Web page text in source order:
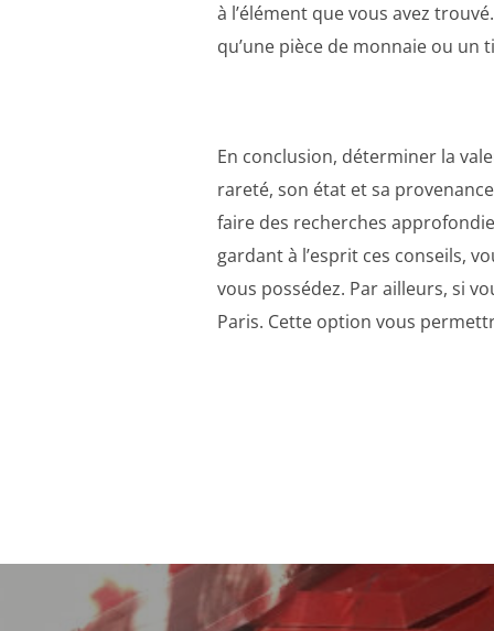
à l’élément que vous avez
qu’une pièce de monnaie ou un
En conclusion, déterminer la
rareté, son état et sa
faire des recherches
gardant à l’esprit ces conseils,
vous possédez. Par ailleurs, si
Paris. Cette option vous
Navigation